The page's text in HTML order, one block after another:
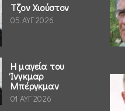
Τζον Χιούστον
05 ΑΥΓ 2026
Η μαγεία του
Ίνγκμαρ
Μπέργκμαν
01 ΑΥΓ 2026